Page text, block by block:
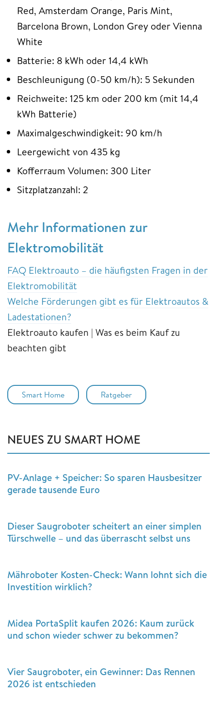
Red, Amsterdam Orange, Paris Mint,
Barcelona Brown, London Grey oder Vienna
White
Batterie: 8 kWh oder 14,4 kWh
Beschleunigung (0-50 km/h): 5 Sekunden
Reichweite: 125 km oder 200 km (mit 14,4
kWh Batterie)
Maximalgeschwindigkeit: 90 km/h
Leergewicht von 435 kg
Kofferraum Volumen: 300 Liter
Sitzplatzanzahl: 2
Mehr Informationen zur
Elektromobilität
FAQ Elektroauto – die häufigsten Fragen in der
Elektromobilität
Welche Förderungen gibt es für Elektroautos &
Ladestationen?
Elektroauto kaufen | Was es beim Kauf zu
beachten gibt
Smart Home Ratgeber
NEUES ZU SMART HOME
PV-Anlage + Speicher: So sparen Hausbesitzer
gerade tausende Euro
Dieser Saugroboter scheitert an einer simplen
Türschwelle – und das überrascht selbst uns
Mähroboter Kosten-Check: Wann lohnt sich die
Investition wirklich?
Midea PortaSplit kaufen 2026: Kaum zurück
und schon wieder schwer zu bekommen?
Vier Saugroboter, ein Gewinner: Das Rennen
2026 ist entschieden